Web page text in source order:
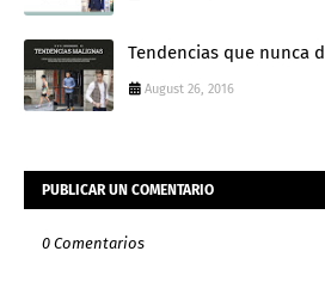
Tendencias que nunca
August 26, 2016
PUBLICAR UN COMENTARIO
0 Comentarios